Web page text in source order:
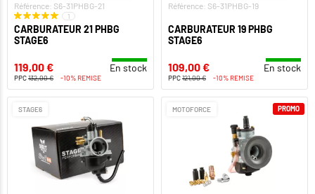
Référence: S6-31PHBG-21
1
CARBURATEUR 21 PHBG
STAGE6
119,00 € En stock
PPC132,00 € -10% REMISE
Référence: S6-31PHBG-19
CARBURATEUR 19 PHBG
STAGE6
109,00 € En stock
PPC121,00 € -10% REMISE
STAGE6 MOTOFORCE PROMO